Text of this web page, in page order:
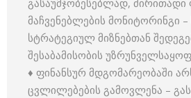
გასაუმჯობესებლად, ძირითადი
მაჩვენებლების მონიტორინგი
სტრატეგიულ მიზნებთან
შესაბამისობის
♦ ფინანსურ მდგომარეობაში
ცვლილებების გამოვლენა –